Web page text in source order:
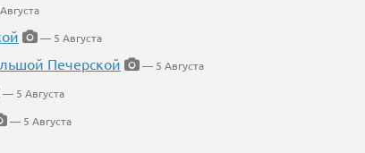
— 5 Августа
Печерской
— 5 Августа
— 5 Августа
— 5 Августа